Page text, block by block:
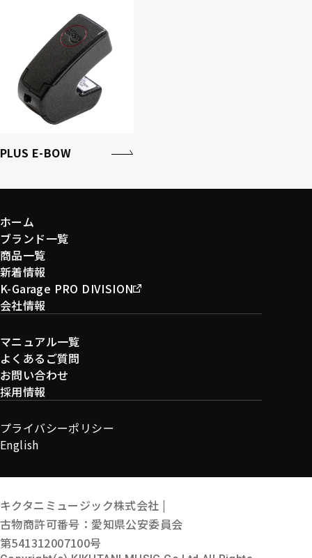
PLUS E-BOW
ホーム
ブランド一覧
商品一覧
新着情報
K-Garage PRO DIVISION
会社情報
マニュアル一覧
よくあるご質問
お問い合わせ
採用情報
プライバシーポリシー
English
キクタニミュージック株式会社 |
古物商許可番号：愛知県公安委員会
第541312007100号